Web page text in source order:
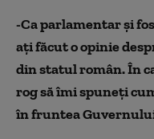
-Ca parlamentar şi
aţi făcut o opinie
din statul român. În
rog să îmi spuneţi
în fruntea